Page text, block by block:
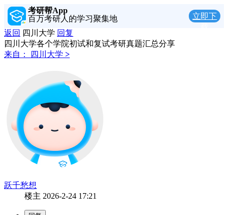
考研帮App
百万考研人的学习聚集地
立即下
返回 四川大学 回复
四川大学各个学院初试和复试考研真题汇总分享
来自：
四川大学 >
跃千愁想
楼主 2026-2-24 17:21